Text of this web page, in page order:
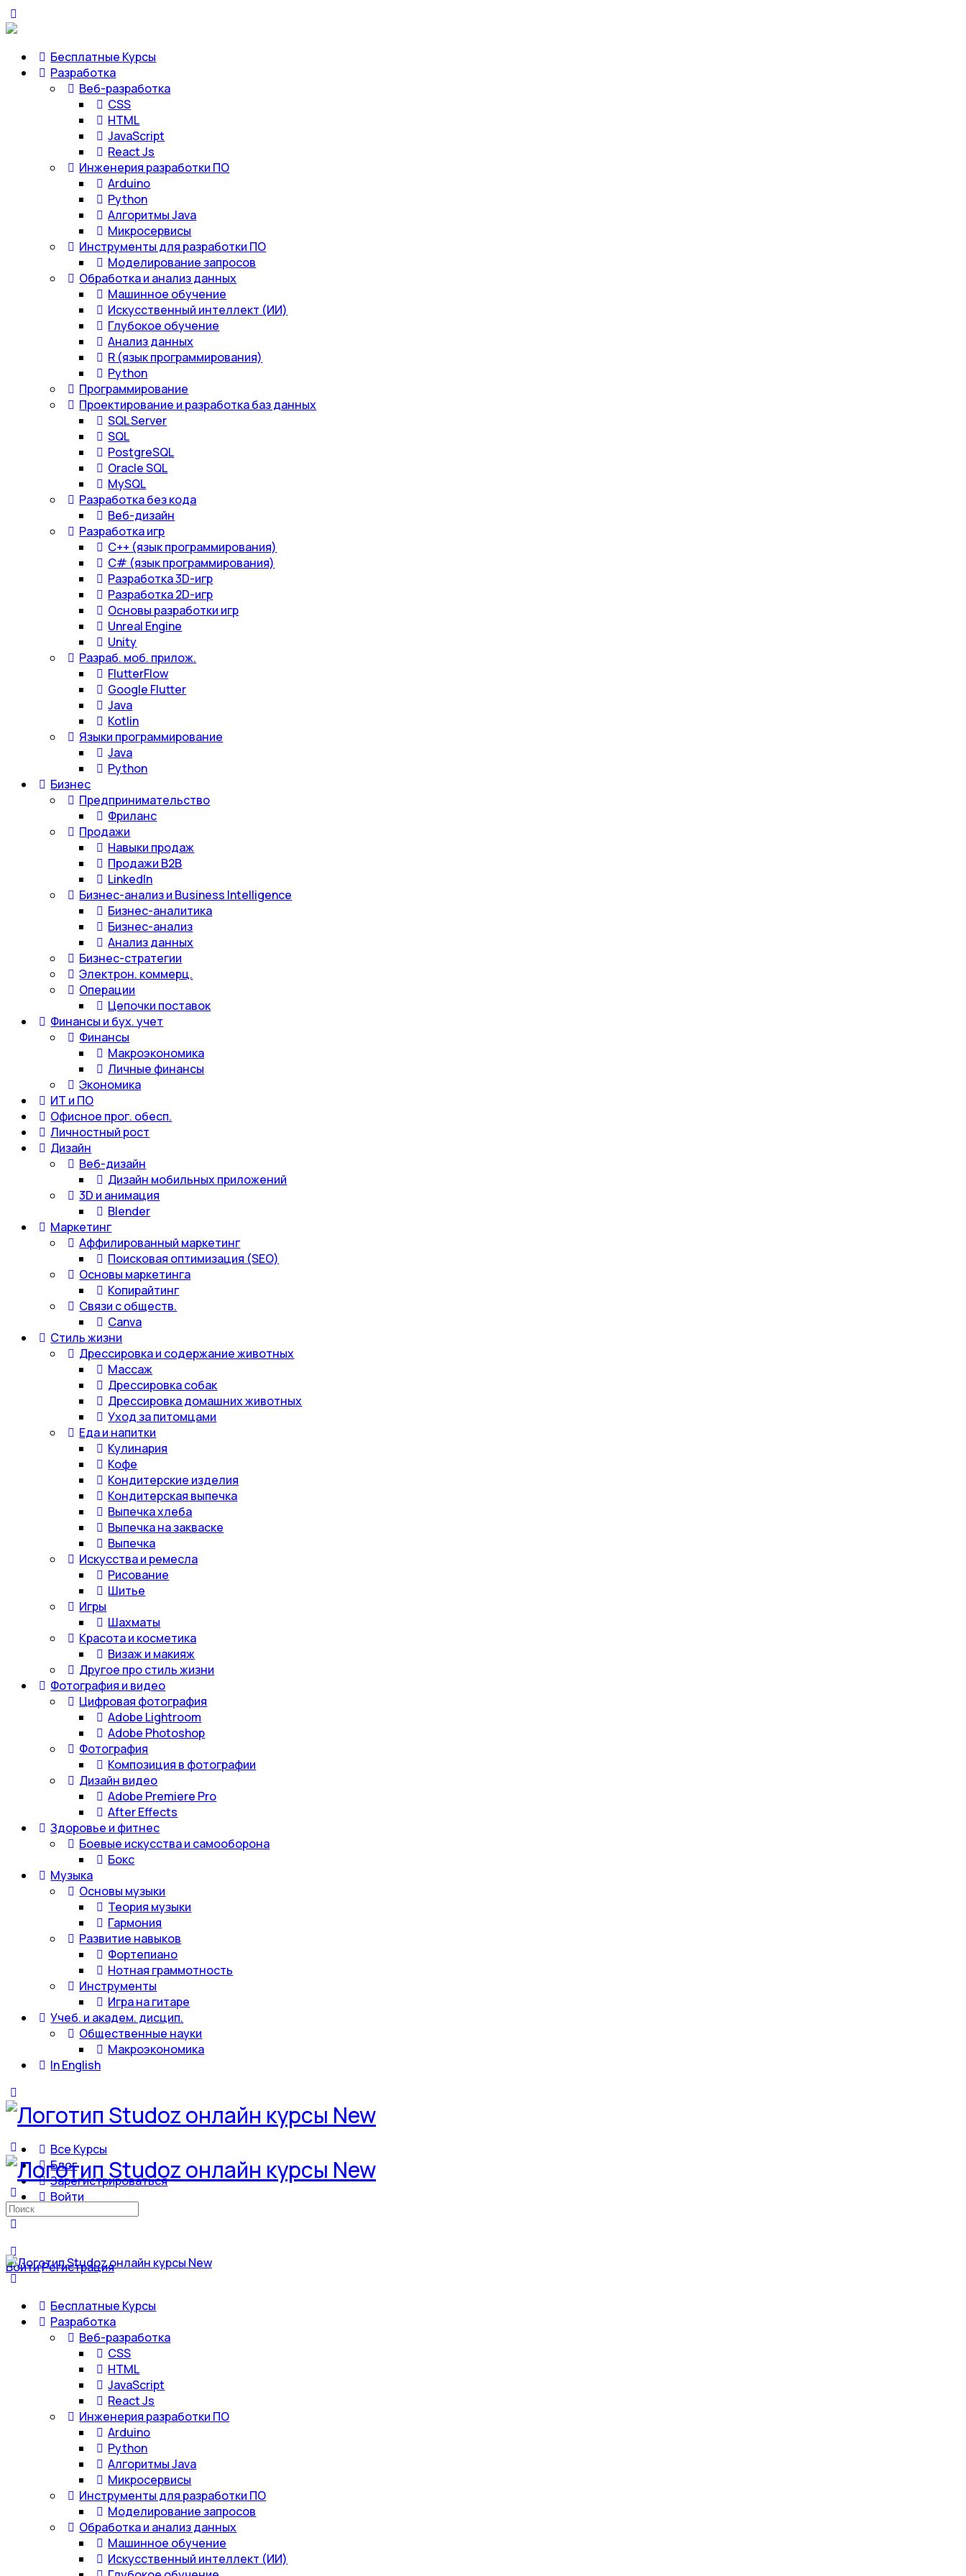
Бесплатные Курсы
Разработка
Веб-разработка
CSS
HTML
JavaScript
React Js
Инженерия разработки ПО
Arduino
Python
Алгоритмы Java
Микросервисы
Инструменты для разработки ПО
Моделирование запросов
Обработка и анализ данных
Машинное обучение
Искусственный интеллект (ИИ)
Глубокое обучение
Анализ данных
R (язык программирования)
Python
Программирование
Проектирование и разработка баз данных
SQL Server
SQL
PostgreSQL
Oracle SQL
MySQL
Разработка без кода
Веб-дизайн
Разработка игр
С++ (язык программирования)
С# (язык программирования)
Разработка 3D-игр
Разработка 2D-игр
Основы разработки игр
Unreal Engine
Unity
Разраб. моб. прилож.
FlutterFlow
Google Flutter
Java
Kotlin
Языки программирование
Java
Python
Бизнес
Предпринимательство
Фриланс
Продажи
Навыки продаж
Продажи B2B
LinkedIn
Бизнес-анализ и Business Intelligence
Бизнес-аналитика
Бизнес-анализ
Анализ данных
Бизнес-стратегии
Электрон. коммерц.
Операции
Цепочки поставок
Финансы и бух. учет
Финансы
Макроэкономика
Личные финансы
Экономика
ИТ и ПО
Офисное прог. обесп.
Личностный рост
Дизайн
Веб-дизайн
Дизайн мобильных приложений
3D и анимация
Blender
Маркетинг
Аффилированный маркетинг
Поисковая оптимизация (SEO)
Основы маркетинга
Копирайтинг
Связи с обществ.
Canva
Стиль жизни
Дрессировка и содержание животных
Массаж
Дрессировка собак
Дрессировка домашних животных
Уход за питомцами
Еда и напитки
Кулинария
Кофе
Кондитерские изделия
Кондитерская выпечка
Выпечка хлеба
Выпечка на закваске
Выпечка
Искусства и ремесла
Рисование
Шитье
Игры
Шахматы
Красота и косметика
Визаж и макияж
Другое про стиль жизни
Фотография и видео
Цифровая фотография
Adobe Lightroom
Adobe Photoshop
Фотография
Композиция в фотографии
Дизайн видео
Adobe Premiere Pro
After Effects
Здоровье и фитнес
Боевые искусства и самооборона
Бокс
Музыка
Основы музыки
Теория музыки
Гармония
Развитие навыков
Фортепиано
Нотная граммотность
Инструменты
Игра на гитаре
Учеб. и академ. дисцип.
Общественные науки
Макроэкономика
In English
Все Курсы
Блог
Зарегистрироваться
Войти
ВойтиРегистрация
Искать:
Бесплатные Курсы
Разработка
Веб-разработка
CSS
HTML
JavaScript
React Js
Инженерия разработки ПО
Arduino
Python
Алгоритмы Java
Микросервисы
Инструменты для разработки ПО
Моделирование запросов
Обработка и анализ данных
Машинное обучение
Искусственный интеллект (ИИ)